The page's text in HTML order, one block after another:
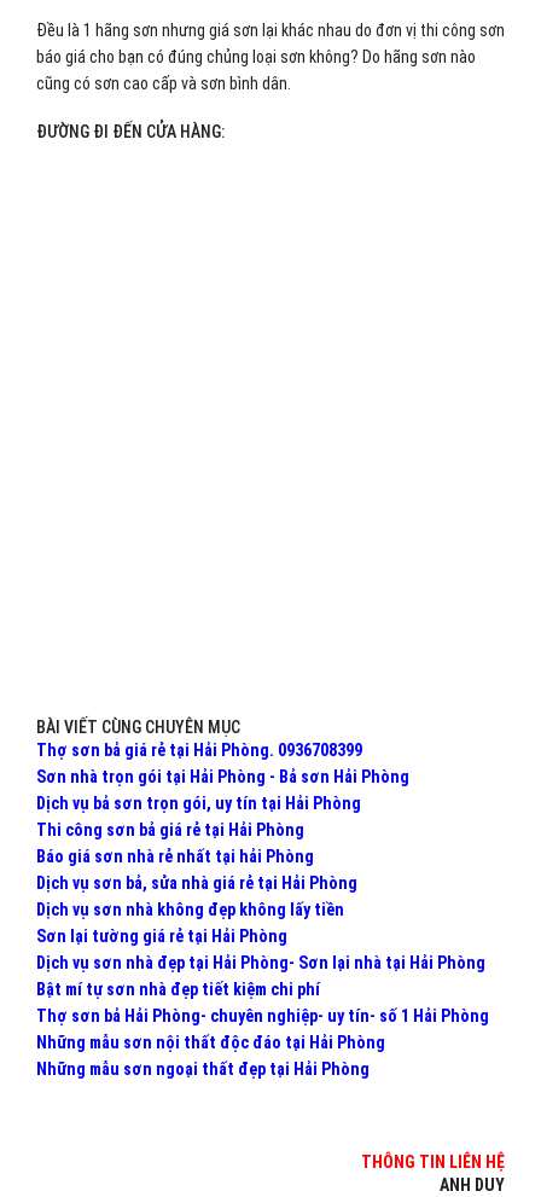
Đều là 1 hãng sơn nhưng giá sơn lại khác nhau do đơn vị thi công sơn
báo giá cho bạn có đúng chủng loại sơn không? Do hãng sơn nào
cũng có sơn cao cấp và sơn bình dân.
ĐƯỜNG ĐI ĐẾN CỬA HÀNG:
BÀI VIẾT CÙNG CHUYÊN MỤC
Thợ sơn bả giá rẻ tại Hải Phòng. 0936708399
Sơn nhà trọn gói tại Hải Phòng - Bả sơn Hải Phòng
Dịch vụ bả sơn trọn gói, uy tín tại Hải Phòng
Thi công sơn bả giá rẻ tại Hải Phòng
Báo giá sơn nhà rẻ nhất tại hải Phòng
Dịch vụ sơn bả, sửa nhà giá rẻ tại Hải Phòng
Dịch vụ sơn nhà không đẹp không lấy tiền
Sơn lại tường giá rẻ tại Hải Phòng
Dịch vụ sơn nhà đẹp tại Hải Phòng- Sơn lại nhà tại Hải Phòng
Bật mí tự sơn nhà đẹp tiết kiệm chi phí
Thợ sơn bả Hải Phòng- chuyên nghiệp- uy tín- số 1 Hải Phòng
Những mẫu sơn nội thất độc đáo tại Hải Phòng
Những mẫu sơn ngoại thất đẹp tại Hải Phòng
THÔNG TIN LIÊN HỆ
ANH DUY